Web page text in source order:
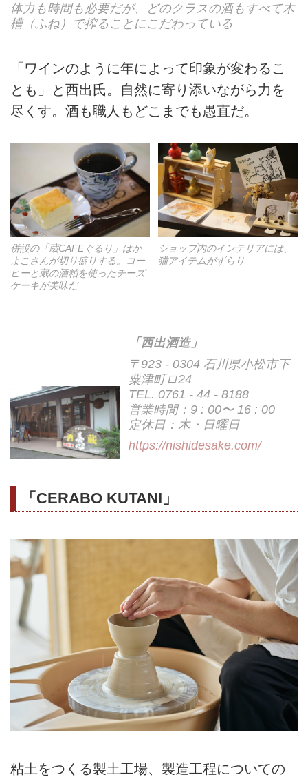
体力も時間も必要だが、どのクラスの酒もすべて木
槽（ふね）で搾ることにこだわっている
「ワインのように年によって印象が変わるこ
とも」と西出氏。自然に寄り添いながら力を
尽くす。酒も職人もどこまでも愚直だ。
併設の「蔵CAFEぐるり」はか
よこさんが切り盛りする。コー
ヒーと蔵の酒粕を使ったチーズ
ケーキが美味だ
ショップ内のインテリアには、
猫アイテムがずらり
「西出酒造」
〒923 - 0304 石川県小松市下
粟津町ロ24
TEL. 0761 - 44 - 8188
営業時間：9 : 00〜 16 : 00
定休日：木・日曜日
https://nishidesake.com/
「CERABO KUTANI」
粘土をつくる製土工場、製造工程についての